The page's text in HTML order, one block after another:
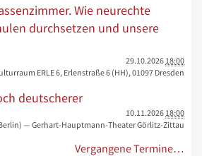
Wie neurechte
durchsetzen und unsere
29.10.2026 18:00
ERLE 6, Erlenstraße 6 (HH), 01097 Dresden
deutscherer
10.11.2026 18:00
— Gerhart-Hauptmann-Theater Görlitz-Zittau
Vergangene Termine…